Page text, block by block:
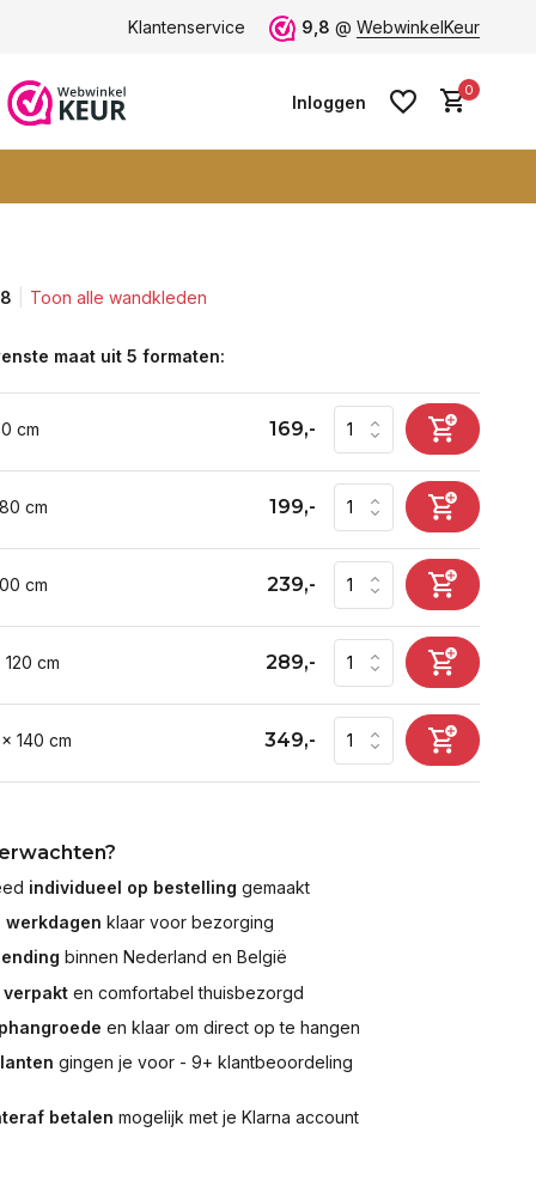
klantbeoordeling 9+ Grootste collectie -ruim 600+
Klantenservice 9,8 @ WebwinkelKeur
Inloggen
0
Toon alle wandkleden
maat uit 5 formaten:
cm 169,-
cm 199,-
cm 239,-
cm 289,-
140 cm 349,-
individueel op bestelling gemaakt
werkdagen klaar voor bezorging
binnen Nederland en België
en comfortabel thuisbezorgd
en klaar om direct op te hangen
gingen je voor - 9+ klantbeoordeling
betalen mogelijk met je Klarna account